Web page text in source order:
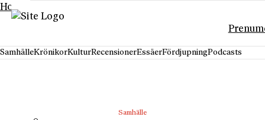
Hoppa till innehåll
SamhälleKrönikorKulturRecensionerEssäerFördjupningPodcasts
Samhälle